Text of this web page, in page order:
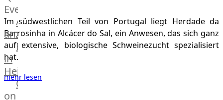
Grillgeräte
Beefer®
Gasgrills
Big
Green
Egg
Grill
Nesmuk
Events
Alle
anzeigen
Fleischkompetenz
in
Heinsberg
OTTO
on
Im südwestlichen Teil von Portugal liegt Herdade da
Barrosinha in Alcácer do Sal, ein Anwesen, das sich ganz
auf extensive, biologische Schweinezucht spezialisiert
hat.
mehr lesen
Wir können keine Produkte entsprechend dieser